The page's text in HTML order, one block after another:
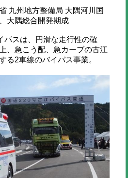
九州地方整備局 大隅河川国
大隅総合開発期成
スは、円滑な走行性の確
、急こう配、急カーブの古江
る2車線のバイパス事業。